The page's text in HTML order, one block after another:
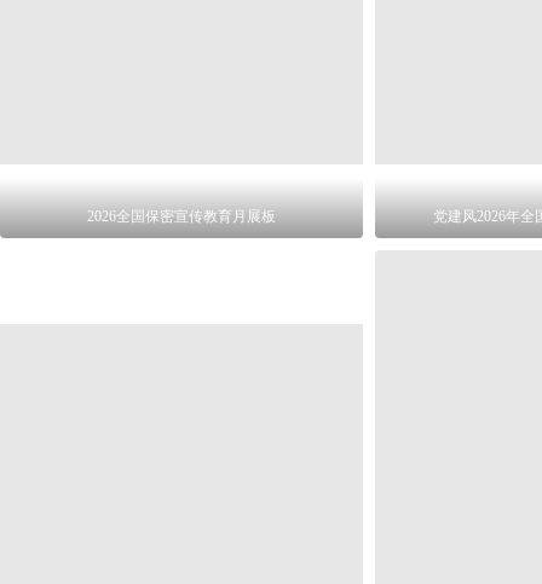
2026全国保密宣传教育月展板 党建风2026年